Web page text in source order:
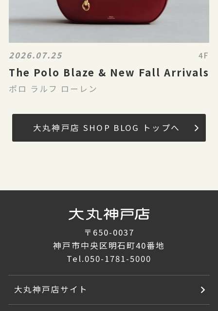
2026.07.25 4F
The Polo Blaze & New Fall Arrivals
ポロ ラルフ ローレン
大丸神戸店 SHOP BLOG トップへ
〒650-0037
神戸市中央区明石町40番地
Tel.050-1781-5000
大丸神戸店サイト